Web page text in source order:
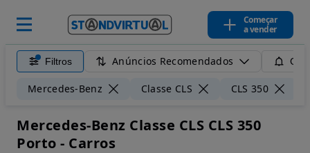
Começar
a vender
Filtros Anúncios Recomendados
Mercedes-Benz Classe CLS CLS 350
Mercedes-Benz Classe CLS CLS 350
Porto - Carros